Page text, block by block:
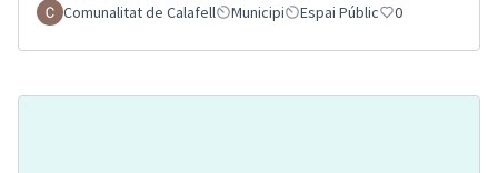
Comunalitat de Calafell Municipi Espai Públic 0